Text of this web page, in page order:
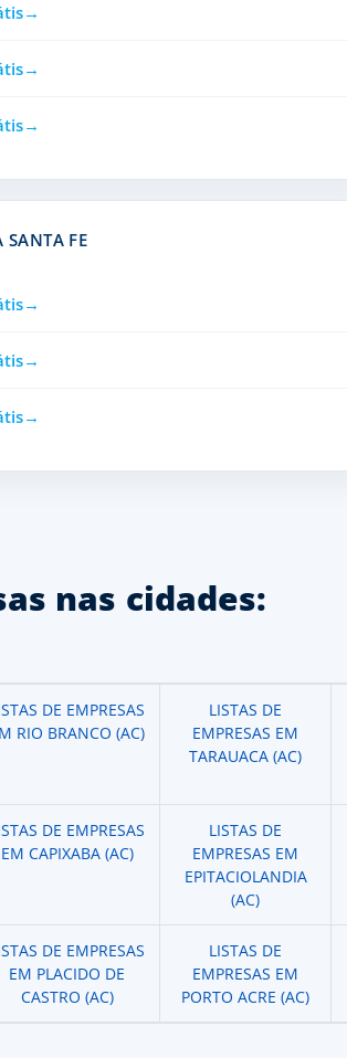
SANTA FE
nas cidades:
DE EMPRESAS
RIO BRANCO (AC)
LISTAS DE
EMPRESAS EM
TARAUACA (AC)
DE EMPRESAS
EM CAPIXABA (AC)
LISTAS DE
EMPRESAS EM
EPITACIOLANDIA
(AC)
DE EMPRESAS
EM PLACIDO DE
CASTRO (AC)
LISTAS DE
EMPRESAS EM
PORTO ACRE (AC)